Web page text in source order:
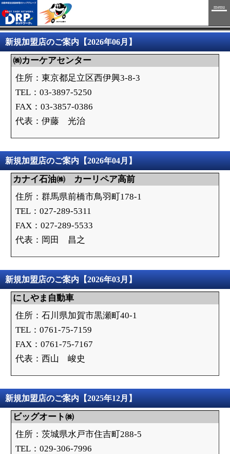
menu
新規加盟店のご案内【2026年06月】
㈱カーケアセンター
住所：東京都足立区西伊興3-8-3
TEL：03-3897-5250
FAX：03-3857-0386
代表：伊藤 光治
新規加盟店のご案内【2026年04月】
カナイ石油㈱ カーリペア高前
住所：群馬県前橋市鳥羽町178-1
TEL：027-289-5311
FAX：027-289-5533
代表：岡田 昌之
新規加盟店のご案内【2026年03月】
にしやま自動車
住所：石川県加賀市黒瀬町40-1
TEL：0761-75-7159
FAX：0761-75-7167
代表：西山 峻史
新規加盟店のご案内【2025年12月】
ビッグオート㈱
住所：茨城県水戸市住吉町288-5
TEL：029-306-7996